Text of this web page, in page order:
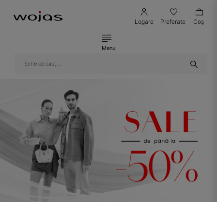
Logare Preferate Coş
Menu